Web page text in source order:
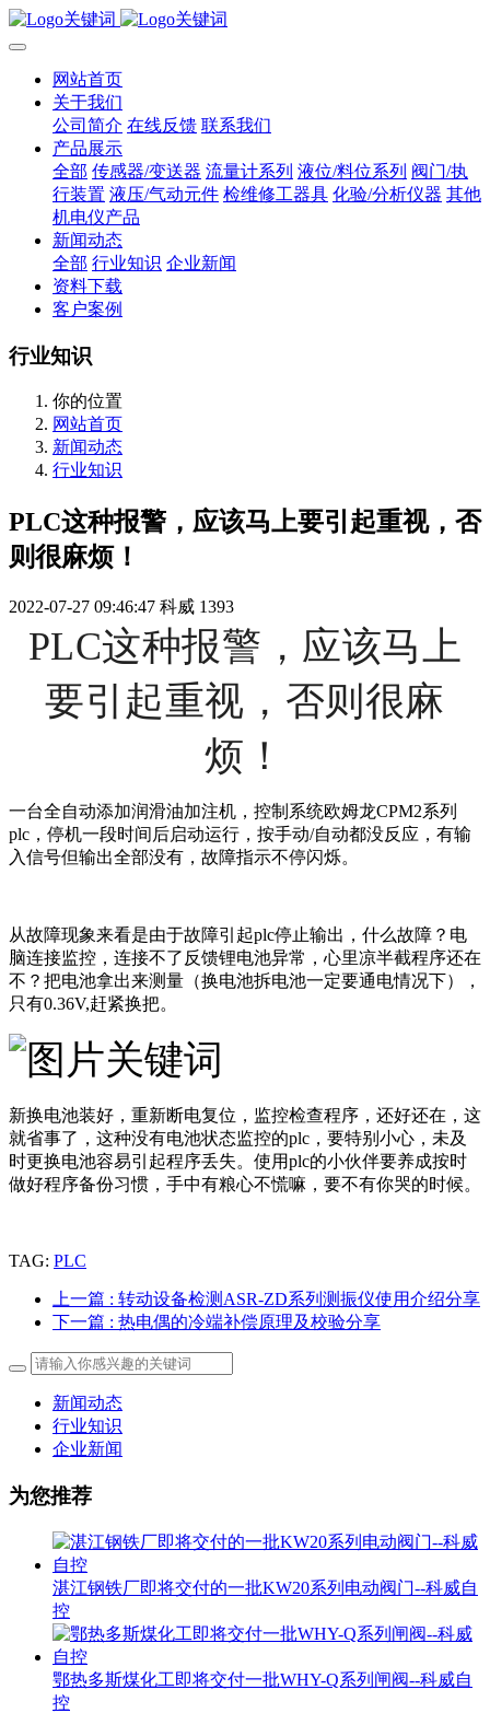
网站首页
关于我们
公司简介 在线反馈 联系我们
产品展示
全部 传感器/变送器 流量计系列 液位/料位系列 阀门/执
行装置 液压/气动元件 检维修工器具 化验/分析仪器 其他
机电仪产品
新闻动态
全部 行业知识 企业新闻
资料下载
客户案例
行业知识
你的位置
网站首页
新闻动态
行业知识
PLC这种报警，应该马上要引起重视，否
则很麻烦！
2022-07-27 09:46:47 科威 1393
PLC这种报警，应该马上
要引起重视，否则很麻
烦！
一台全自动添加润滑油加注机，控制系统欧姆龙CPM2系列
plc，停机一段时间后启动运行，按手动/自动都没反应，有输
入信号但输出全部没有，故障指示不停闪烁。
从故障现象来看是由于故障引起plc停止输出，什么故障？电
脑连接监控，连接不了反馈锂电池异常，心里凉半截程序还在
不？把电池拿出来测量（换电池拆电池一定要通电情况下），
只有0.36V,赶紧换把。
新换电池装好，重新断电复位，监控检查程序，还好还在，这
就省事了，这种没有电池状态监控的plc，要特别小心，未及
时更换电池容易引起程序丢失。使用plc的小伙伴要养成按时
做好程序备份习惯，手中有粮心不慌嘛，要不有你哭的时候。
TAG: PLC
上一篇 : 转动设备检测ASR-ZD系列测振仪使用介绍分享
下一篇 : 热电偶的冷端补偿原理及校验分享
新闻动态
行业知识
企业新闻
为您推荐
湛江钢铁厂即将交付的一批KW20系列电动阀门--科威自
控
鄂热多斯煤化工即将交付一批WHY-Q系列闸阀--科威自
控